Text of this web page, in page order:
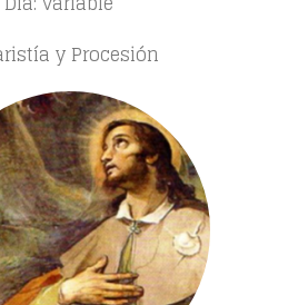
y Procesión